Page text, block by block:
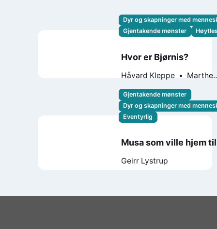
Dyr og skapninger med
Gjentakende mønster
Hvor er Bjørnis?
Håvard Kleppe
Marthe
Gjentakende mønster
Dyr og skapninger med
Eventyrlig
Musa som ville hjem
Geirr Lystrup